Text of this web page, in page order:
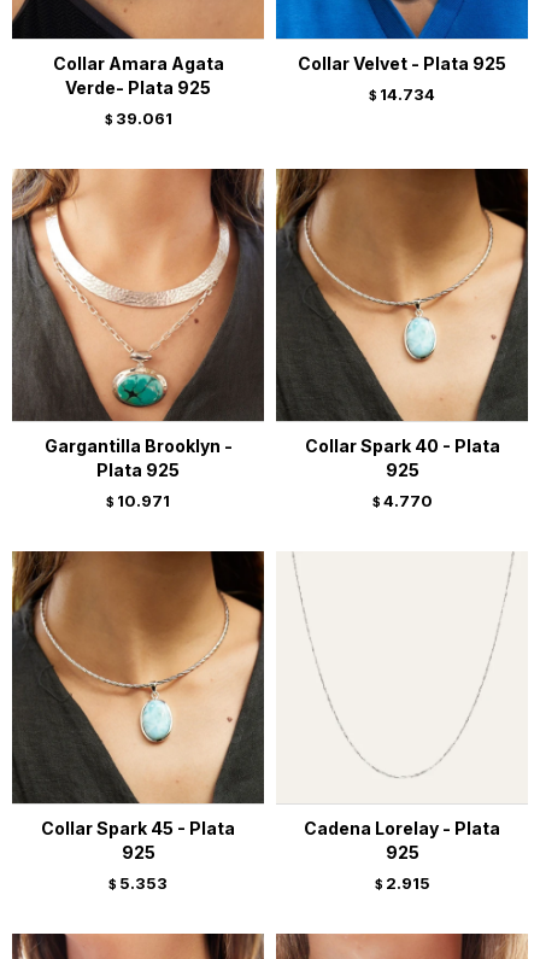
Collar Amara Agata
Verde- Plata 925
$ 39.061
Collar Velvet - Plata 925
$ 14.734
Gargantilla Brooklyn -
Plata 925
$ 10.971
Collar Spark 40 - Plata
925
$ 4.770
Collar Spark 45 - Plata
925
$ 5.353
Cadena Lorelay - Plata
925
$ 2.915